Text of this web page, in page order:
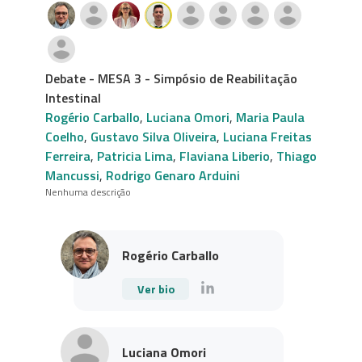
Debate - MESA 3 - Simpósio de Reabilitação
Intestinal
Rogério Carballo, Luciana Omori, Maria Paula
Coelho, Gustavo Silva Oliveira, Luciana Freitas
Ferreira, Patricia Lima, Flaviana Liberio, Thiago
Mancussi, Rodrigo Genaro Arduini
Nenhuma descrição
Rogério Carballo
Ver bio
Luciana Omori